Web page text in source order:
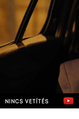
NINCS VETÍTÉS